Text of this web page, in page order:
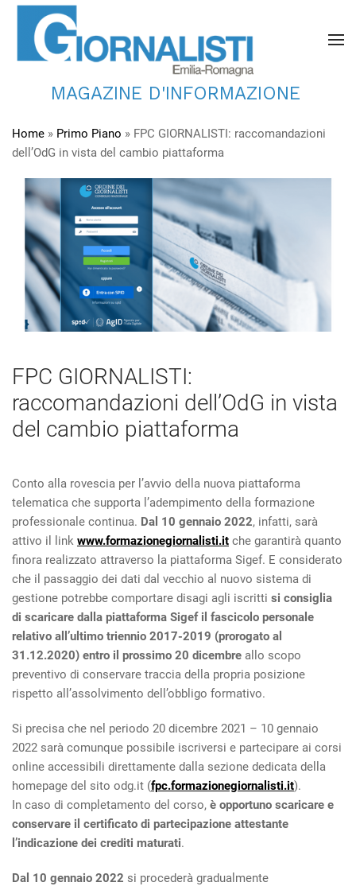
MAGAZINE D'INFORMAZIONE
Home » Primo Piano » FPC GIORNALISTI: raccomandazioni
dell’OdG in vista del cambio piattaforma
FPC GIORNALISTI:
raccomandazioni dell’OdG in vista
del cambio piattaforma
Conto alla rovescia per l’avvio della nuova piattaforma
telematica che supporta l’adempimento della formazione
professionale continua. Dal 10 gennaio 2022, infatti, sarà
attivo il link www.formazionegiornalisti.it che garantirà quanto
finora realizzato attraverso la piattaforma Sigef. E considerato
che il passaggio dei dati dal vecchio al nuovo sistema di
gestione potrebbe comportare disagi agli iscritti si consiglia
di scaricare dalla piattaforma Sigef il fascicolo personale
relativo all’ultimo triennio 2017-2019 (prorogato al
31.12.2020) entro il prossimo 20 dicembre allo scopo
preventivo di conservare traccia della propria posizione
rispetto all’assolvimento dell’obbligo formativo.
Si precisa che nel periodo 20 dicembre 2021 – 10 gennaio
2022 sarà comunque possibile iscriversi e partecipare ai corsi
online accessibili direttamente dalla sezione dedicata della
homepage del sito odg.it (fpc.formazionegiornalisti.it).
In caso di completamento del corso, è opportuno scaricare e
conservare il certificato di partecipazione attestante
l’indicazione dei crediti maturati.
Dal 10 gennaio 2022 si procederà gradualmente